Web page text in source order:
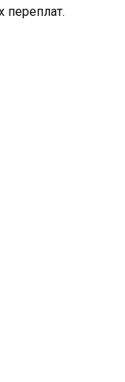
переплат.